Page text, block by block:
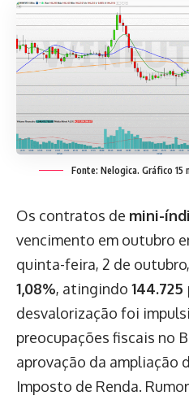
Fonte: Nelogica. Gráfico 15
Os contratos de mini-
vencimento em outubro
quinta-feira, 2 de
1,08%, atingindo
desvalorização foi
preocupações fiscais no
aprovação da ampliação
Imposto de Renda.